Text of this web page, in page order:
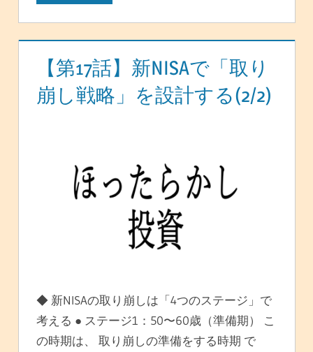
【第17話】新NISAで「取り
崩し戦略」を設計する(2/2)
◆ 新NISAの取り崩しは「4つのステージ」で
考える ● ステージ1：50〜60歳（準備期） こ
の時期は、 取り崩しの準備をする時期 で